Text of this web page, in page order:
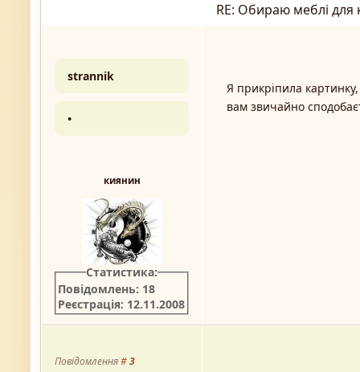
RE: Обираю меблі для
strannik
•
киянин
Статистика:
Повідомлень: 18
Реєстрація: 12.11.2008
Я прикріпила
вам звичайно
Повідомлення#3